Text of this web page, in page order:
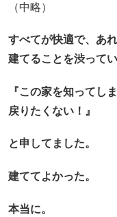
（中略）
すべてが快適で、あ
建てることを渋って
『この家を知ってし
戻りたくない！』
と申してました。
建ててよかった。
本当に。